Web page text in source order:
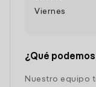
Viernes
¿Qué
Nuestro equipo